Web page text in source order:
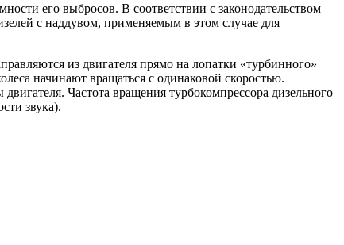
его выбросов. В соответствии с законодательством
с наддувом, применяемым в этом случае для
из двигателя прямо на лопатки «турбинного»
начинают вращаться с одинаковой скоростью.
Частота вращения турбокомпрессора дизельного
звука).